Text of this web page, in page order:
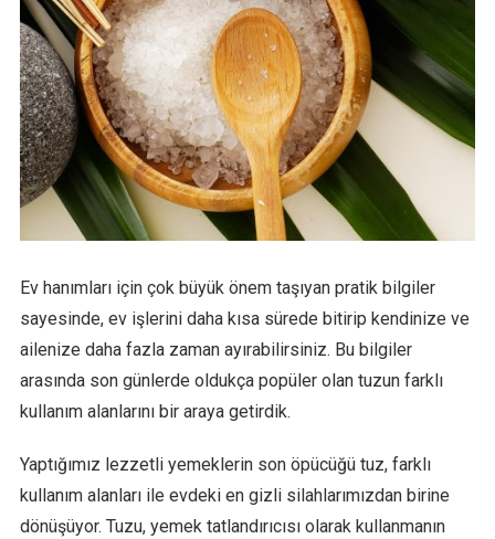
Ev hanımları için çok büyük önem taşıyan pratik bilgiler
sayesinde, ev işlerini daha kısa sürede bitirip kendinize ve
ailenize daha fazla zaman ayırabilirsiniz. Bu bilgiler
arasında son günlerde oldukça popüler olan tuzun farklı
kullanım alanlarını bir araya getirdik.
Yaptığımız lezzetli yemeklerin son öpücüğü tuz, farklı
kullanım alanları ile evdeki en gizli silahlarımızdan birine
dönüşüyor. Tuzu, yemek tatlandırıcısı olarak kullanmanın